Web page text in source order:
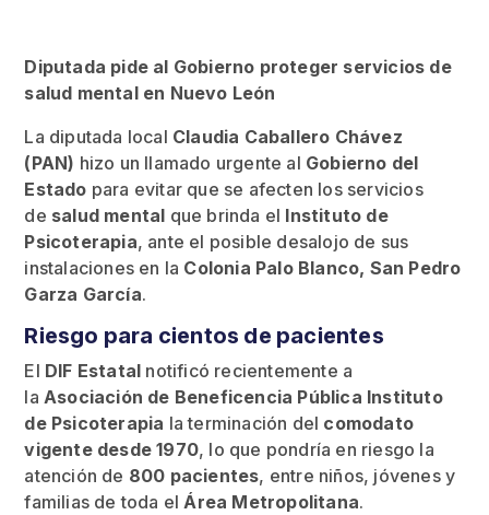
Diputada pide al Gobierno proteger servicios de
salud mental en Nuevo León
La diputada local Claudia Caballero Chávez
(PAN) hizo un llamado urgente al Gobierno del
Estado para evitar que se afecten los servicios
de salud mental que brinda el Instituto de
Psicoterapia, ante el posible desalojo de sus
instalaciones en la Colonia Palo Blanco, San Pedro
Garza García.
Riesgo para cientos de pacientes
El DIF Estatal notificó recientemente a
laAsociación de Beneficencia Pública Instituto
de Psicoterapia la terminación del comodato
vigente desde 1970, lo que pondría en riesgo la
atención de 800 pacientes, entre niños, jóvenes y
familias de toda elÁrea Metropolitana.